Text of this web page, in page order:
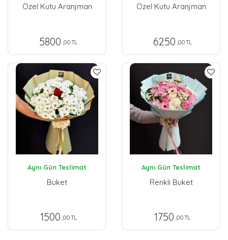
Özel Kutu Aranjman
5800 ,00 TL
Özel Kutu Aranjman
6250 ,00 TL
Aynı Gün Teslimat
Buket
1500 ,00 TL
Aynı Gün Teslimat
Renkli Buket
1750 ,00 TL